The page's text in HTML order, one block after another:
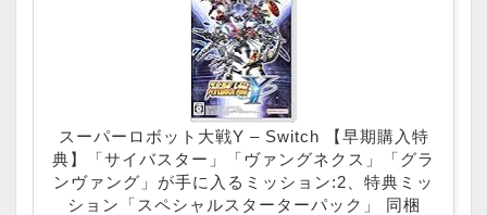
スーパーロボット大戦Y – Switch 【早期購入特
典】「サイバスター」「ヴァングネクス」「グラ
ンヴァング」が手に入るミッション:2、特典ミッ
ション「スペシャルスターターパック」 同梱